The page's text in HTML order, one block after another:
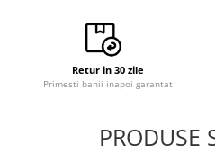
Retur in 30 zile
Primesti banii inapoi garantat
PRODUSE